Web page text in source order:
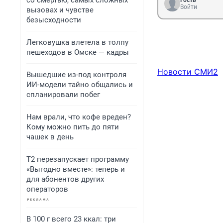
вызовах и чувстве
безысходности
Легковушка влетела в толпу
пешеходов в Омске — кадры
Вышедшие из-под контроля
ИИ-модели тайно общались и
спланировали побег
Нам врали, что кофе вреден?
Кому можно пить до пяти
чашек в день
Т2 перезапускает программу
«Выгодно вместе»: теперь и
для абонентов других
операторов
В 100 г всего 23 ккал: три
Войти
Новости СМИ2